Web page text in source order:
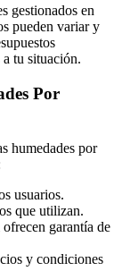
gestionados en
pueden variar y
a tu situación.
Por
humedades por
usuarios.
que utilizan.
garantía de
y condiciones